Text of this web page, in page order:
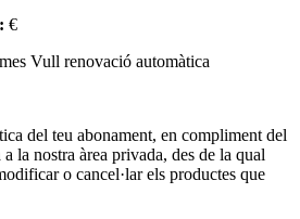
€
Vull renovació automàtica
del teu abonament, en compliment del
la nostra àrea privada, des de la qual
o cancel·lar els productes que